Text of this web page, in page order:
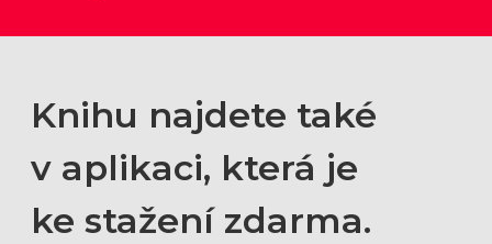
Knihu najdete také
v aplikaci, která je
ke stažení zdarma.